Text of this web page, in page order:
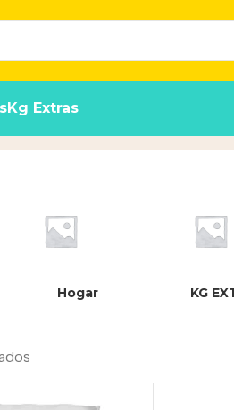
Kg Extras
Hogar KG